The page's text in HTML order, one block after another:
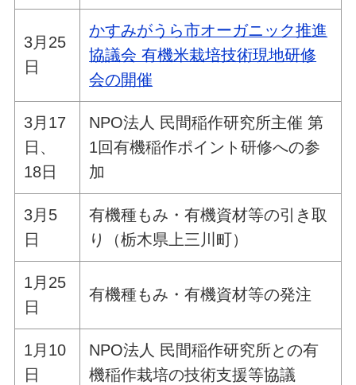
3月25
日
かすみがうら市オーガニック推進
協議会 有機米栽培技術現地研修
会の開催
3月17
日、
18日
NPO法人 民間稲作研究所主催 第
1回有機稲作ポイント研修への参
加
3月5
日
有機種もみ・有機資材等の引き取
り（栃木県上三川町）
1月25
日
有機種もみ・有機資材等の発注
1月10
日
NPO法人 民間稲作研究所との有
機稲作栽培の技術支援等協議